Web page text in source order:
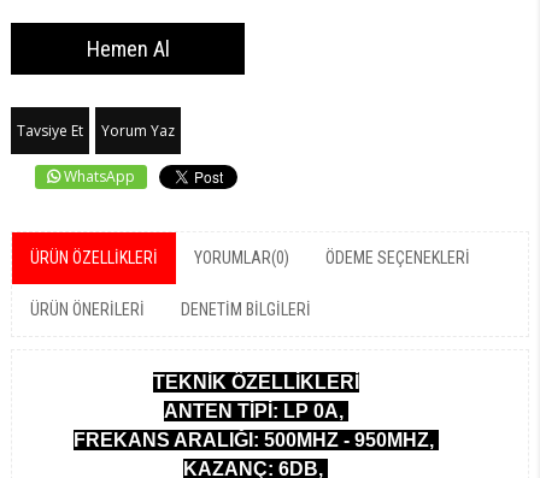
Tavsiye Et Yorum Yaz
WhatsApp
ÜRÜN ÖZELLIKLERI YORUMLAR(0) ÖDEME SEÇENEKLERI
ÜRÜN ÖNERILERI DENETIM BILGILERI
TEKNİK ÖZELLİKLERİ
ANTEN TİPİ: LP 0A,
FREKANS ARALIĞI: 500MHZ - 950MHZ,
KAZANÇ: 6DB,